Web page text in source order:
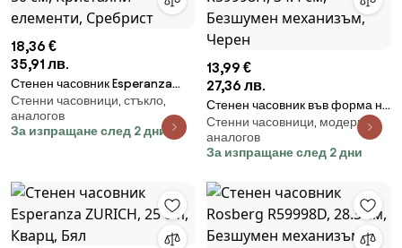
18,36 €
35,91 лв.
Стенен часовник Esperanza
Geneva EHC004, 50 см,
Кристални елементи, Сребрист
Стенни часовници, стъкло,
аналогов
За изпращане след 2 дни
13,99 €
27,36 лв.
Стенен часовник във форма на
чаша Rosberg R59998H, 34.4
см, Безшумен механизъм,
Черен
Стенни часовници, модерни,
аналогов
За изпращане след 2 дни